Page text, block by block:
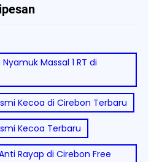
Massal 1 RT di
Kecoa di Cirebon Terbaru
Kecoa Terbaru
Rayap di Cirebon Free